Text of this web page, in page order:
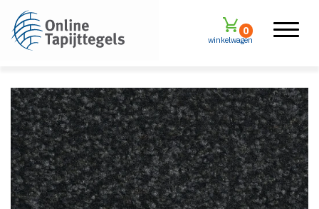
winkelwagen
0